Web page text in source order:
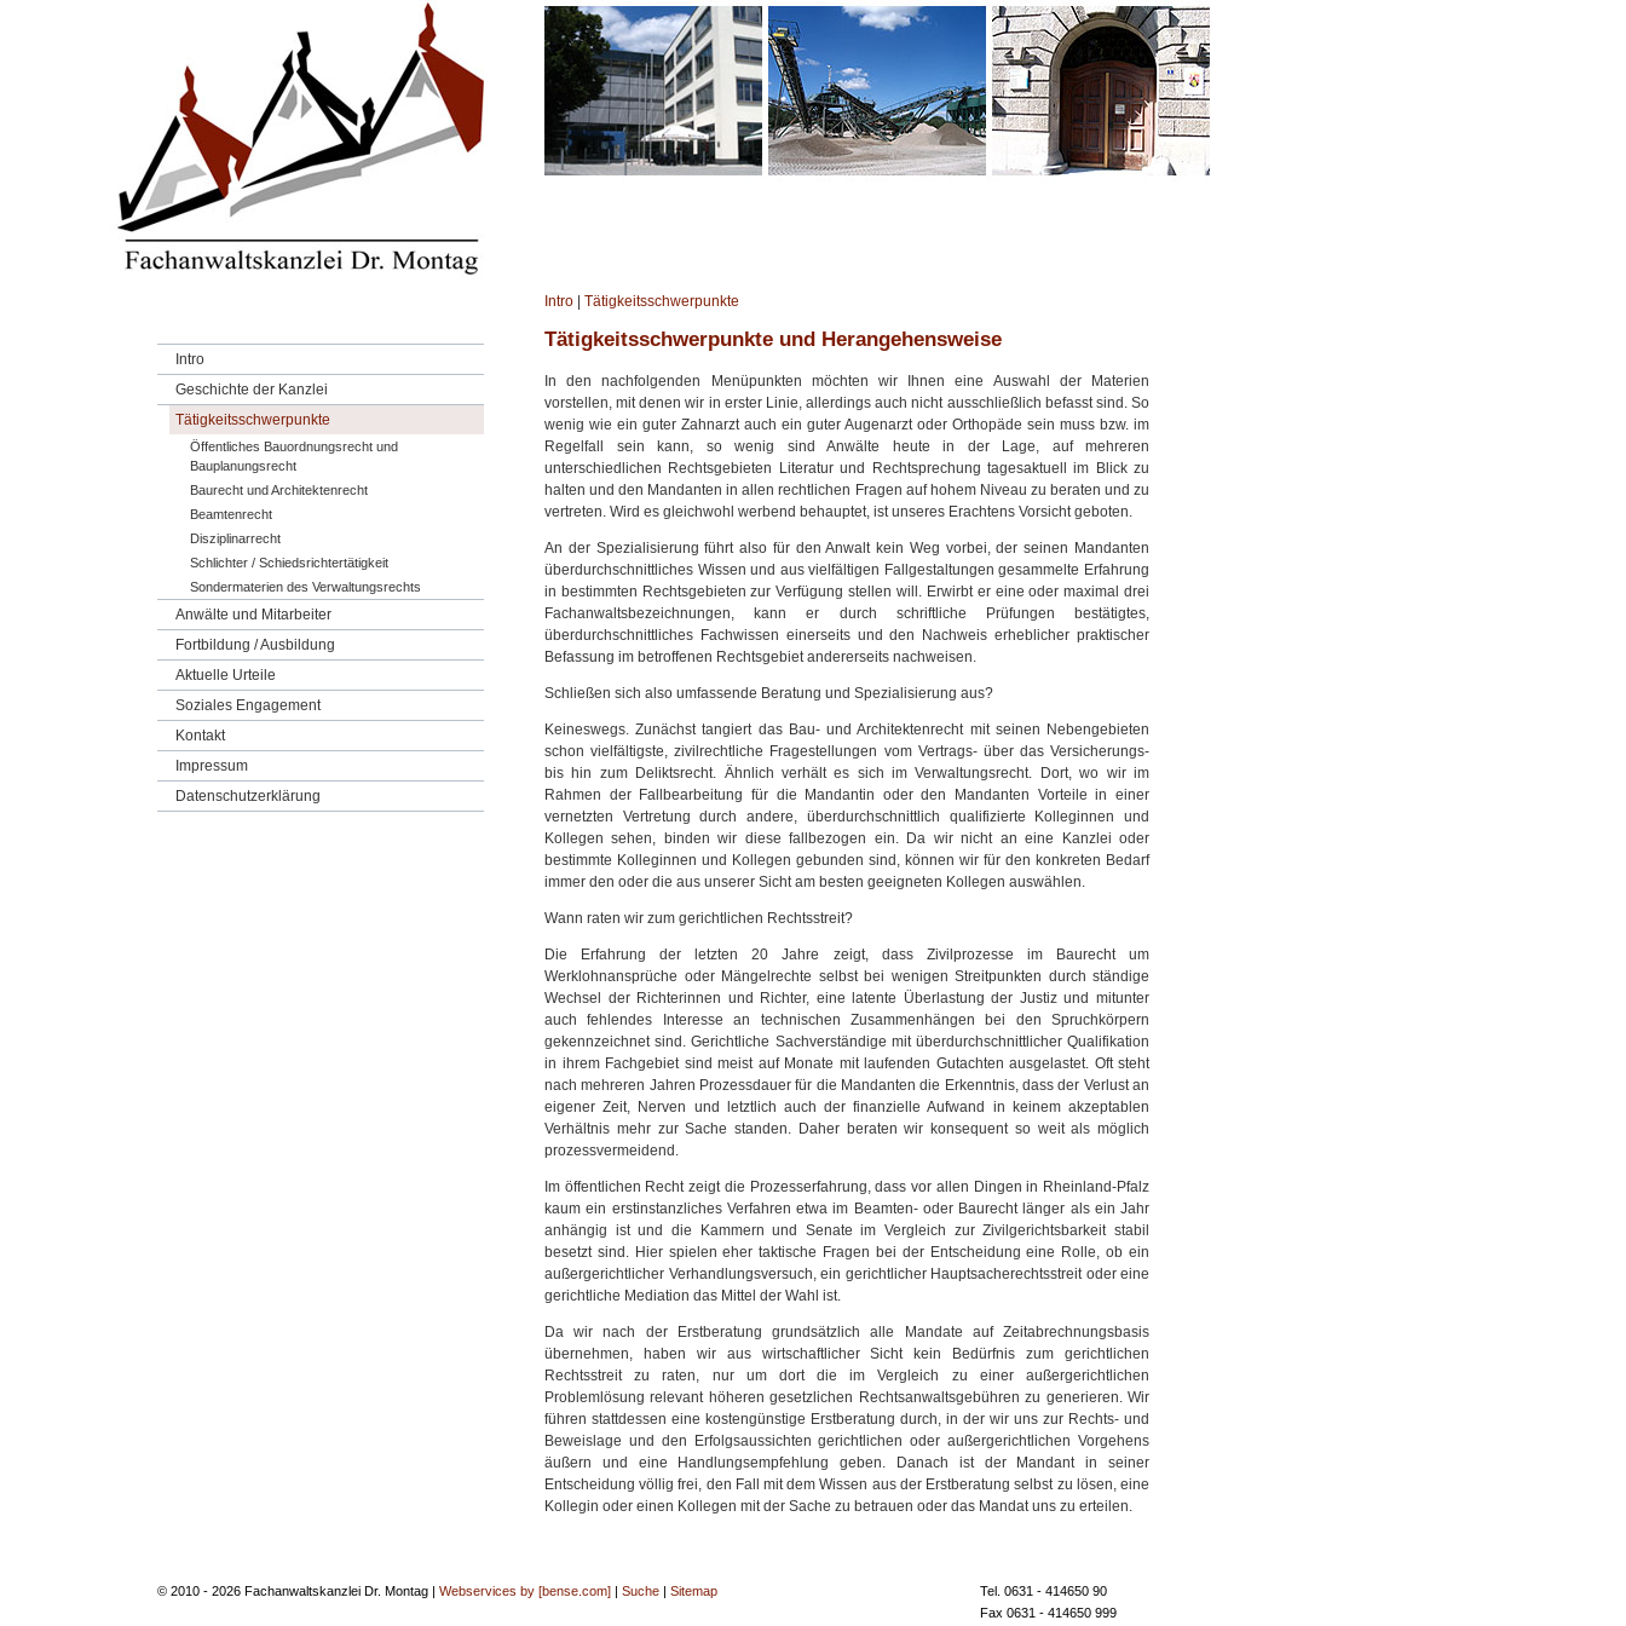
Intro
Geschichte der Kanzlei
Tätigkeitsschwerpunkte
Öffentliches Bauordnungsrecht und
Bauplanungsrecht
Baurecht und Architektenrecht
Beamtenrecht
Disziplinarrecht
Schlichter / Schiedsrichtertätigkeit
Sondermaterien des Verwaltungsrechts
Anwälte und Mitarbeiter
Fortbildung / Ausbildung
Aktuelle Urteile
Soziales Engagement
Kontakt
Impressum
Datenschutzerklärung
Intro Tätigkeitsschwerpunkte
Tätigkeitsschwerpunkte und Herangehensweise
In den nachfolgenden Menüpunkten möchten wir Ihnen eine Auswahl der Materien
vorstellen, mit denen wir in erster Linie, allerdings auch nicht ausschließlich befasst sind. So
wenig wie ein guter Zahnarzt auch ein guter Augenarzt oder Orthopäde sein muss bzw. im
Regelfall sein kann, so wenig sind Anwälte heute in der Lage, auf mehreren
unterschiedlichen Rechtsgebieten Literatur und Rechtsprechung tagesaktuell im Blick zu
halten und den Mandanten in allen rechtlichen Fragen auf hohem Niveau zu beraten und zu
vertreten. Wird es gleichwohl werbend behauptet, ist unseres Erachtens Vorsicht geboten.
An der Spezialisierung führt also für den Anwalt kein Weg vorbei, der seinen Mandanten
überdurchschnittliches Wissen und aus vielfältigen Fallgestaltungen gesammelte Erfahrung
in bestimmten Rechtsgebieten zur Verfügung stellen will. Erwirbt er eine oder maximal drei
Fachanwaltsbezeichnungen, kann er durch schriftliche Prüfungen bestätigtes,
überdurchschnittliches Fachwissen einerseits und den Nachweis erheblicher praktischer
Befassung im betroffenen Rechtsgebiet andererseits nachweisen.
Schließen sich also umfassende Beratung und Spezialisierung aus?
Keineswegs. Zunächst tangiert das Bau- und Architektenrecht mit seinen Nebengebieten
schon vielfältigste, zivilrechtliche Fragestellungen vom Vertrags- über das Versicherungs-
bis hin zum Deliktsrecht. Ähnlich verhält es sich im Verwaltungsrecht. Dort, wo wir im
Rahmen der Fallbearbeitung für die Mandantin oder den Mandanten Vorteile in einer
vernetzten Vertretung durch andere, überdurchschnittlich qualifizierte Kolleginnen und
Kollegen sehen, binden wir diese fallbezogen ein. Da wir nicht an eine Kanzlei oder
bestimmte Kolleginnen und Kollegen gebunden sind, können wir für den konkreten Bedarf
immer den oder die aus unserer Sicht am besten geeigneten Kollegen auswählen.
Wann raten wir zum gerichtlichen Rechtsstreit?
Die Erfahrung der letzten 20 Jahre zeigt, dass Zivilprozesse im Baurecht um
Werklohnansprüche oder Mängelrechte selbst bei wenigen Streitpunkten durch ständige
Wechsel der Richterinnen und Richter, eine latente Überlastung der Justiz und mitunter
auch fehlendes Interesse an technischen Zusammenhängen bei den Spruchkörpern
gekennzeichnet sind. Gerichtliche Sachverständige mit überdurchschnittlicher Qualifikation
in ihrem Fachgebiet sind meist auf Monate mit laufenden Gutachten ausgelastet. Oft steht
nach mehreren Jahren Prozessdauer für die Mandanten die Erkenntnis, dass der Verlust an
eigener Zeit, Nerven und letztlich auch der finanzielle Aufwand in keinem akzeptablen
Verhältnis mehr zur Sache standen. Daher beraten wir konsequent so weit als möglich
prozessvermeidend.
Im öffentlichen Recht zeigt die Prozesserfahrung, dass vor allen Dingen in Rheinland-Pfalz
kaum ein erstinstanzliches Verfahren etwa im Beamten- oder Baurecht länger als ein Jahr
anhängig ist und die Kammern und Senate im Vergleich zur Zivilgerichtsbarkeit stabil
besetzt sind. Hier spielen eher taktische Fragen bei der Entscheidung eine Rolle, ob ein
außergerichtlicher Verhandlungsversuch, ein gerichtlicher Hauptsacherechtsstreit oder eine
gerichtliche Mediation das Mittel der Wahl ist.
Da wir nach der Erstberatung grundsätzlich alle Mandate auf Zeitabrechnungsbasis
übernehmen, haben wir aus wirtschaftlicher Sicht kein Bedürfnis zum gerichtlichen
Rechtsstreit zu raten, nur um dort die im Vergleich zu einer außergerichtlichen
Problemlösung relevant höheren gesetzlichen Rechtsanwaltsgebühren zu generieren. Wir
führen stattdessen eine kostengünstige Erstberatung durch, in der wir uns zur Rechts- und
Beweislage und den Erfolgsaussichten gerichtlichen oder außergerichtlichen Vorgehens
äußern und eine Handlungsempfehlung geben. Danach ist der Mandant in seiner
Entscheidung völlig frei, den Fall mit dem Wissen aus der Erstberatung selbst zu lösen, eine
Kollegin oder einen Kollegen mit der Sache zu betrauen oder das Mandat uns zu erteilen.
Tel. 0631 - 414650 90
Fax 0631 - 414650 999
© 2010 - 2026 Fachanwaltskanzlei Dr. Montag | Webservices by [bense.com] | Suche | Sitemap